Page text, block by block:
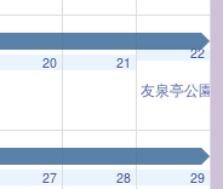
20 21
22
友泉亭公園
27 28 29